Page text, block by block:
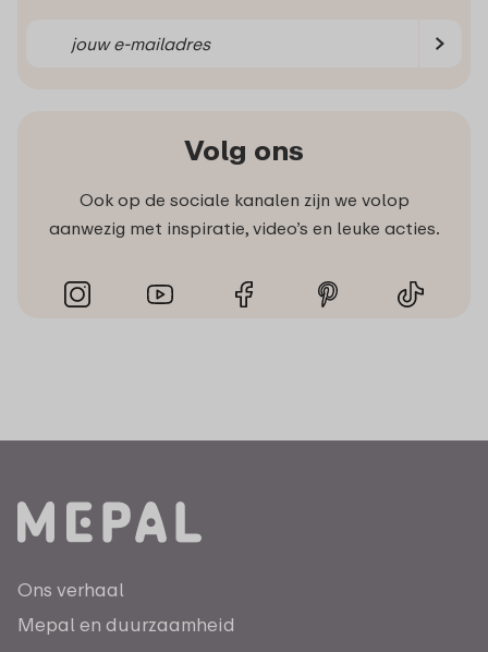
Volg ons
Ook op de sociale kanalen zijn we volop
aanwezig met inspiratie, video’s en leuke acties.
Ons verhaal
Mepal en duurzaamheid